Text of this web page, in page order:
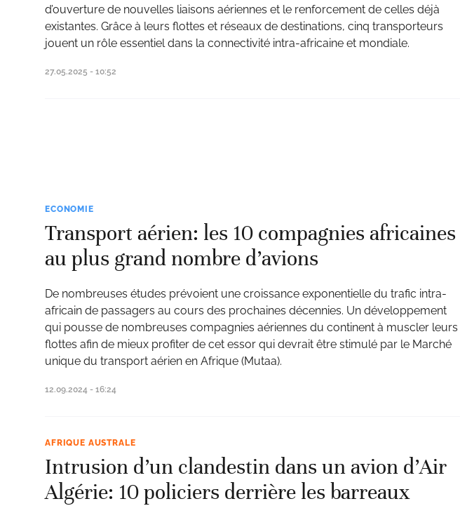
d’ouverture de nouvelles liaisons aériennes et le renforcement de celles déjà
existantes. Grâce à leurs flottes et réseaux de destinations, cinq transporteurs
jouent un rôle essentiel dans la connectivité intra-africaine et mondiale.
27.05.2025 - 10:52
ECONOMIE
Transport aérien: les 10 compagnies africaines
au plus grand nombre d’avions
De nombreuses études prévoient une croissance exponentielle du trafic intra-
africain de passagers au cours des prochaines décennies. Un développement
qui pousse de nombreuses compagnies aériennes du continent à muscler leurs
flottes afin de mieux profiter de cet essor qui devrait être stimulé par le Marché
unique du transport aérien en Afrique (Mutaa).
12.09.2024 - 16:24
AFRIQUE AUSTRALE
Intrusion d’un clandestin dans un avion d’Air
Algérie: 10 policiers derrière les barreaux